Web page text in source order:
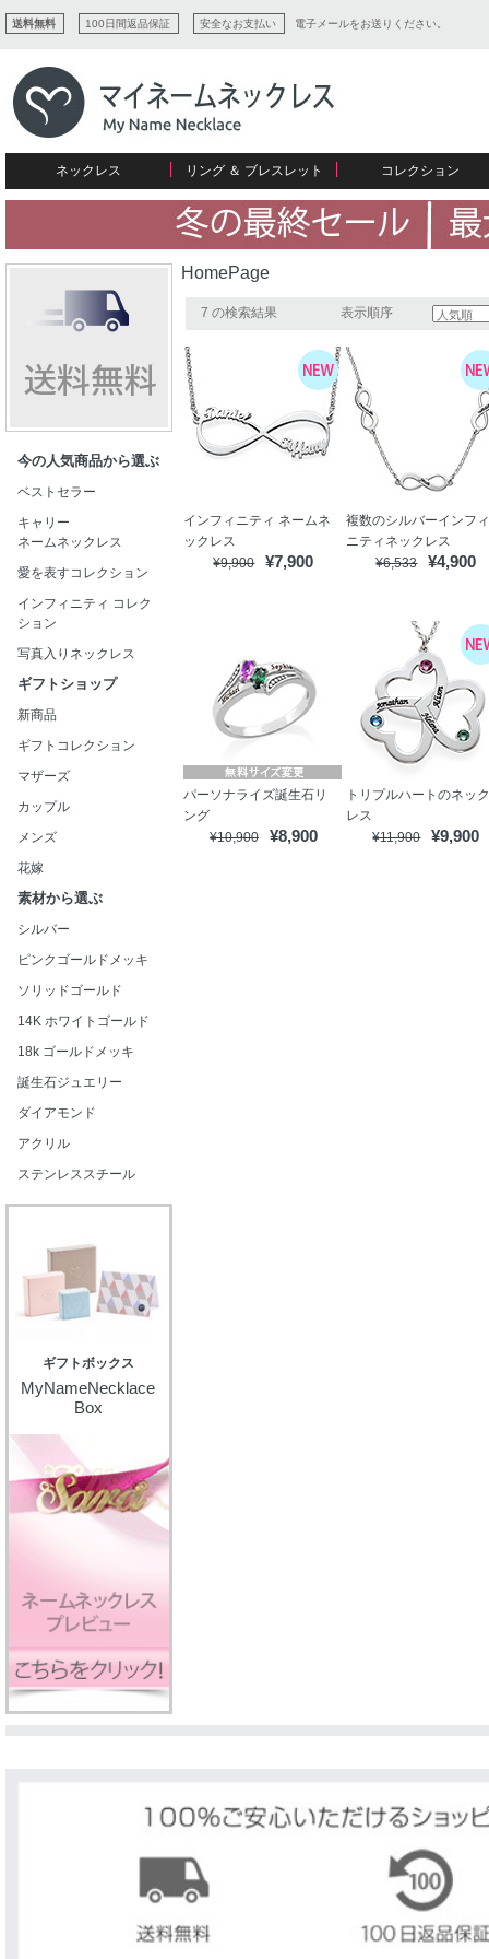
送料無料 100日間返品保証 安全なお支払い 電子メールをお送りください。
ネックレス
すべてコレクションを見る
ネームネックレス
プチネームネックレス
リング ＆ ブレスレット
リング
愛のブレスレット
コレクション
愛を表すコレクション
イニシャルジュエリー
誕生石コレクション
バーネックレスコレクション
ディスクとサークルのコレクション
ネームプレビュー
マザーズ
メンズ
ギフトコレクション
今の人気商品から選ぶ
ベストセラー
キャリー
ネームネックレス
愛を表すコレクション
インフィニティ コレク
ション
写真入りネックレス
ギフトショップ
新商品
ギフトコレクション
マザーズ
カップル
メンズ
花嫁
素材から選ぶ
シルバー
ピンクゴールドメッキ
ソリッドゴールド
14K ホワイトゴールド
18k ゴールドメッキ
誕生石ジュエリー
ダイアモンド
アクリル
ステンレススチール
ギフトボックス
MyNameNecklace
Box
HomePage
7 の検索結果 表示順序
インフィニティ ネームネ
ックレス
¥9,900
¥7,900
複数のシルバーインフ
ニティネックレス
¥6,533
¥4,900
パーソナライズ誕生石リ
ング
¥10,900
¥8,900
トリプルハートのネッ
レス
¥11,900
¥9,900